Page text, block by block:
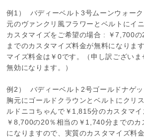
例1） バディーベルト3号ムーンウォー
元のヴァンクリ風フラワーとベルトにイ
カスタマイズをご希望の場合 : ￥7,700
までのカスタマイズ料金が無料になりま
マイズ料金は￥0です。（申し訳ござい
無効になります。）
例2） バディーベルト2号ゴールドナゲ
胸元にゴールドクラウンとベルトにクリ
ルドニコちゃんで￥1,815分のカスタマ
￥8,700の20％相当の￥1,740分までのカ
になりますので、実質のカスタマイズ料